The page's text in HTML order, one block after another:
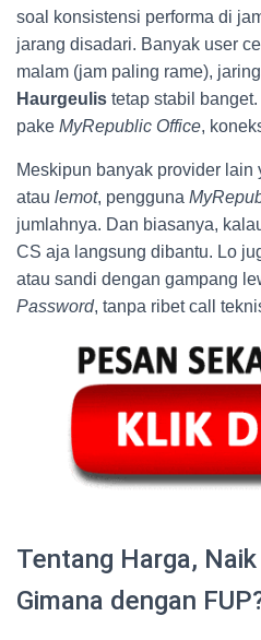
soal konsistensi performa di
jarang disadari. Banyak user
malam (jam paling rame),
Haurgeulis tetap stabil
pake MyRepublic Office,
Meskipun banyak provider lain
atau lemot, pengguna
jumlahnya. Dan biasanya,
CS aja langsung dibantu. Lo
atau sandi dengan gampang
Password, tanpa ribet call
Tentang Harga,
Gimana dengan